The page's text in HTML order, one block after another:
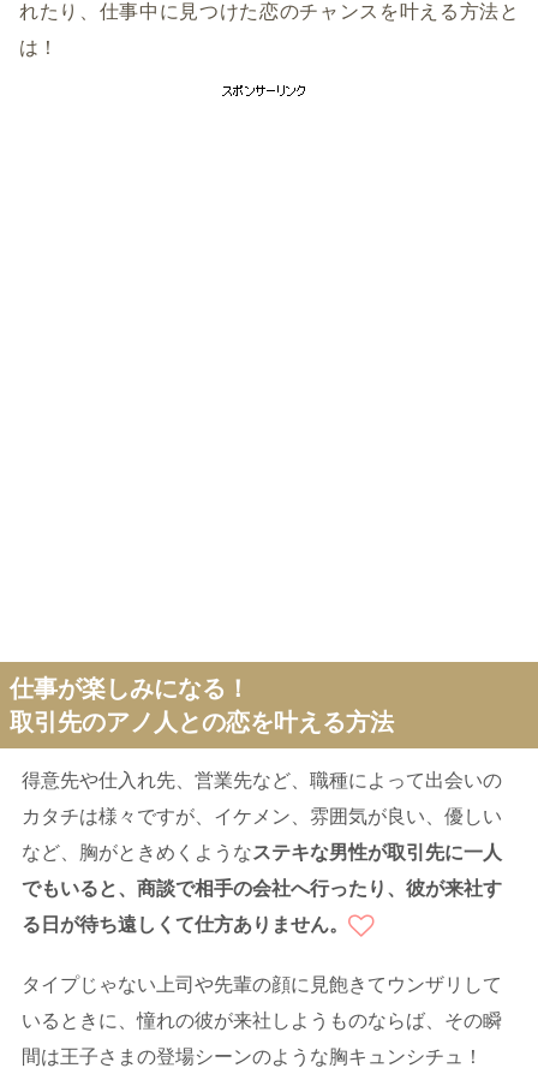
れたり、仕事中に見つけた恋のチャンスを叶える方法と
は！
仕事が楽しみになる！
取引先のアノ人との恋を叶える方法
得意先や仕入れ先、営業先など、職種によって出会いの
カタチは様々ですが、イケメン、雰囲気が良い、優しい
など、胸がときめくようなステキな男性が取引先に一人
でもいると、商談で相手の会社へ行ったり、彼が来社す
る日が待ち遠しくて仕方ありません。
タイプじゃない上司や先輩の顔に見飽きてウンザリして
いるときに、憧れの彼が来社しようものならば、その瞬
間は王子さまの登場シーンのような胸キュンシチュ！